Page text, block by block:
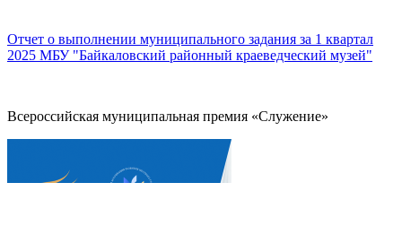
Отчет о выполнении муниципального задания за 1 квартал
2025 МБУ "Байкаловский районный краеведческий музей"
Всероссийская муниципальная премия «Служение»